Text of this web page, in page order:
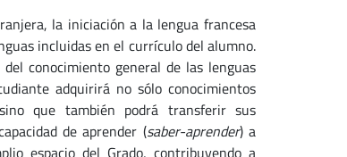
la iniciación a la lengua francesa
incluidas en el currículo del alumno.
conocimiento general de las lenguas
adquirirá no sólo conocimientos
que también podrá transferir sus
de aprender (saber-aprender) a
espacio del Grado, contribuyendo a